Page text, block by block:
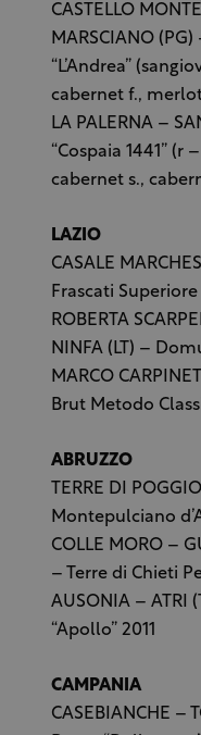
CASTELLO
MARSCIANO
“L’Andrea”
cabernet f.,
LA PALERNA –
“Cospaia 1441” (r
cabernet s.,
LAZIO
CASALE
Frascati Superiore
ROBERTA
NINFA (LT) –
MARCO
Brut Metodo
ABRUZZO
TERRE DI
Montepulciano
COLLE MORO –
– Terre di Chieti
AUSONIA – ATRI
“Apollo” 2011
CAMPANIA
CASEBIANCHE –